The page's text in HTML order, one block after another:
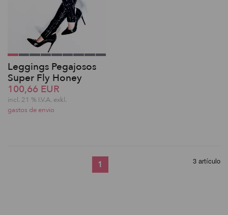
Leggings Pegajosos
Super Fly Honey
100,66 EUR
incl. 21 % I.V.A. exkl.
gastos de envio
1 3 artículo